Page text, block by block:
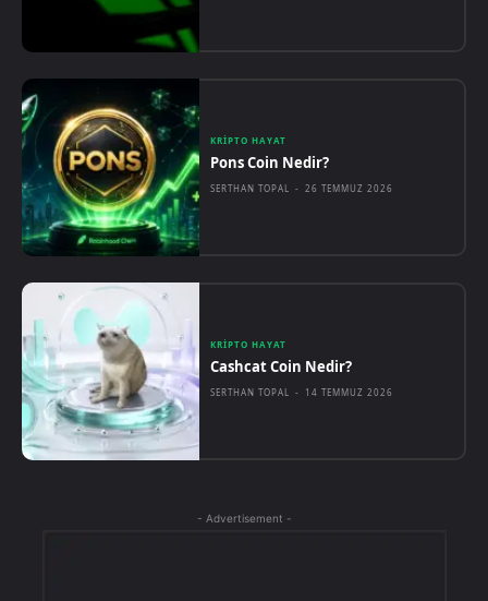
KRIPTO HAYAT
Pons Coin Nedir?
SERTHAN TOPAL - 26 TEMMUZ 2026
KRIPTO HAYAT
Cashcat Coin Nedir?
SERTHAN TOPAL - 14 TEMMUZ 2026
- Advertisement -